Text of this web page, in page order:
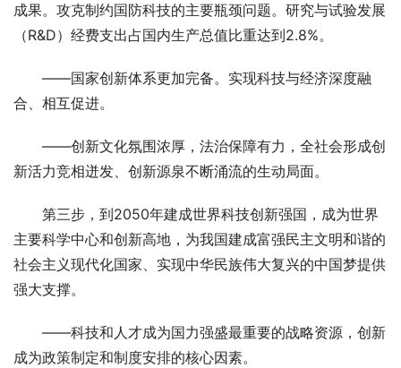
成果。攻克制约国防科技的主要瓶颈问题。研究与试验发展
（R&D）经费支出占国内生产总值比重达到2.8%。
——国家创新体系更加完备。实现科技与经济深度融
合、相互促进。
——创新文化氛围浓厚，法治保障有力，全社会形成创
新活力竞相迸发、创新源泉不断涌流的生动局面。
第三步，到2050年建成世界科技创新强国，成为世界
主要科学中心和创新高地，为我国建成富强民主文明和谐的
社会主义现代化国家、实现中华民族伟大复兴的中国梦提供
强大支撑。
——科技和人才成为国力强盛最重要的战略资源，创新
成为政策制定和制度安排的核心因素。